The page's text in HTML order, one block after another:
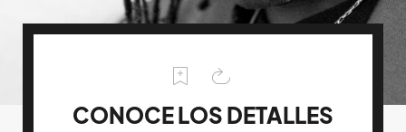
CONOCE LOS DETALLES